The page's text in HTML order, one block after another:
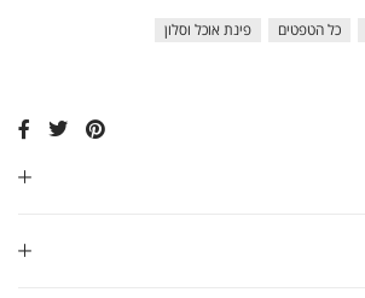
כל הטפטים
פינת אוכל וסלון